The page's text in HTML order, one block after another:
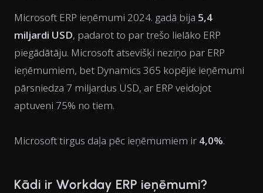
Microsoft ERP ieņēmumi 2024. gadā bija 5,4
miljardi USD, padarot to par trešo lielāko ERP
piegādātāju. Microsoft atsevišķi neziņo par ERP
ieņēmumiem, bet Dynamics 365 kopējie ieņēmumi
pārsniedza 7 miljardus USD, ar ERP veidojot
aptuveni 75% no tiem.
Microsoft tirgus daļa pēc ieņēmumiem ir 4,0%.
Kādi ir Workday ERP ieņēmumi?